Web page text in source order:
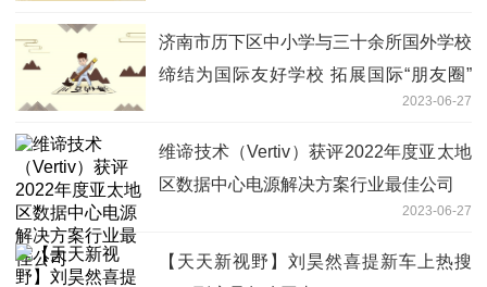
济南市历下区中小学与三十余所国外学校
缔结为国际友好学校 拓展国际“朋友圈”
2023-06-27
维谛技术（Vertiv）获评2022年度亚太地
区数据中心电源解决方案行业最佳公司
2023-06-27
【天天新视野】刘昊然喜提新车上热搜